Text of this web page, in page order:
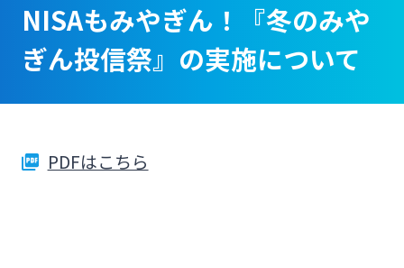
個人向けインターネットバンキング
ログオン
法人向けインターネットバンキング
NISAもみやぎん！『冬のみや
ぎん投信祭』の実施について
PDFはこちら